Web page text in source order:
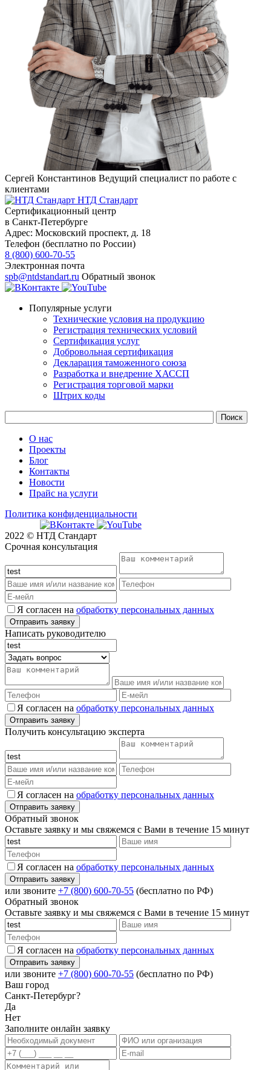
Сергей Константинов Ведущий специалист по работе с
клиентами
НТД Стандарт
Сертификационный центр
в Санкт-Петербурге
Адрес: Московский проспект, д. 18
Телефон (бесплатно по России)
8 (800) 600-70-55
Электронная почта
spb@ntdstandart.ru Обратный звонок
Популярные услуги
Технические условия на продукцию
Регистрация технических условий
Сертификация услуг
Добровольная сертификация
Декларация таможенного союза
Разработка и внедрение ХАССП
Регистрация торговой марки
Штрих коды
О нас
Проекты
Блог
Контакты
Новости
Прайс на услуги
Политика конфиденциальности
2022 © НТД Стандарт
Срочная консультация
Я согласен на обработку персональных данных
Написать руководителю
Я согласен на обработку персональных данных
Получить консультацию эксперта
Я согласен на обработку персональных данных
Обратный звонок
Оставьте заявку и мы свяжемся с Вами в течение 15 минут
Я согласен на обработку персональных данных
или звоните +7 (800) 600-70-55 (бесплатно по РФ)
Обратный звонок
Оставьте заявку и мы свяжемся с Вами в течение 15 минут
Я согласен на обработку персональных данных
или звоните +7 (800) 600-70-55 (бесплатно по РФ)
Ваш город
Санкт-Петербург?
Да
Нет
Заполните онлайн заявку